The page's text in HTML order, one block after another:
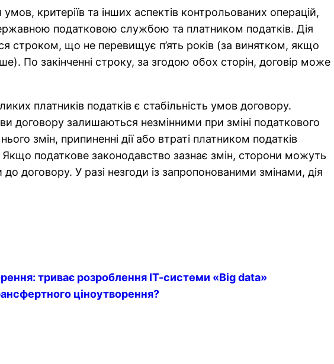
критеріїв та інших аспектів контрольованих операцій,
податковою службою та платником податків. Дія
строком, що не перевищує п’ять років (за винятком, якщо
По закінченні строку, за згодою обох сторін, договір може
платників податків є стабільність умов договору.
договору залишаються незмінними при зміні податкового
змін, припиненні дії або втраті платником податків
Якщо податкове законодавство зазнає змін, сторони можуть
до договору. У разі незгоди із запропонованими змінами, дія
триває розроблення ІТ-системи «Big data»
ціноутворення?